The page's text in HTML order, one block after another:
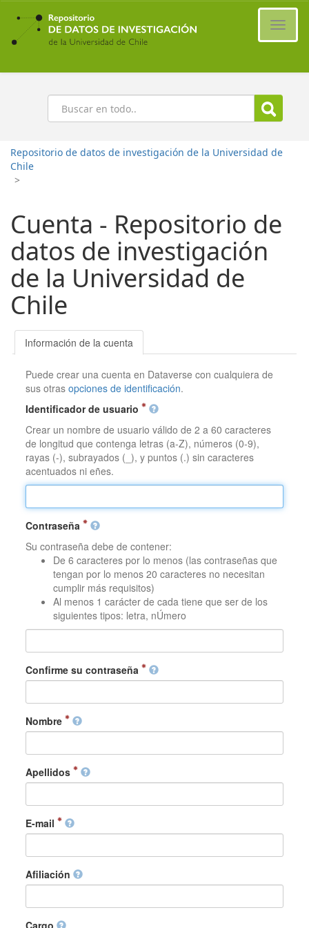
Ir
contenido
principal
Buscar
Repositorio de datos de investigación de la Universidad de
Chile
>
Cuenta - Repositorio de
datos de investigación
de la Universidad de
Chile
Información de la cuenta
Puede crear una cuenta en Dataverse con cualquiera de
sus otrasopciones de identificación.
Identificador de usuario
Crear un nombre de usuario válido de 2 a 60 caracteres
de longitud que contenga letras (a-Z), números (0-9),
rayas (-), subrayados (_), y puntos (.) sin caracteres
acentuados ni eñes.
Contraseña
Su contraseña debe de contener:
De 6 caracteres por lo menos (las contraseñas que
tengan por lo menos 20 caracteres no necesitan
cumplir más requisitos)
Al menos 1 carácter de cada tiene que ser de los
siguientes tipos: letra, nÚmero
Confirme su contraseña
Nombre
Apellidos
E-mail
Afiliación
Cargo